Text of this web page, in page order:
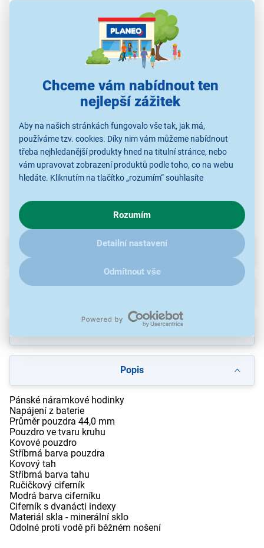
Chceme vám nabídnout ten
nejlepší zážitek
Aby na našich stránkách fungovalo vše tak, jak má,
používáme tzv. cookies. Díky nim vám můžeme nabídnout
třeba nejhledanější produkty hned na titulní stránce, nebo
vám upravovat zobrazení produktů podle toho, co na webu
hledáte. Kliknutím na tlačítko „rozumím“ souhlasíte
chování na webu pro zobrazení cílených reklam. Pokud vás
zajímají detaily, jak u nás s cookies a dalšími údaji pracujeme,
kliknětesem.
Rozumím
Detailní nastavení
Odmítnout vše
1 890 Kč
Hodinky Lee Cooper
Lee Cooper
LC08290.170
1 990 Kč
Hodinky Lee Cooper
1 890 Kč
Hodinky Lee Cooper
Popis
Pánské náramkové hodinky
Napájení z baterie
Průměr pouzdra 44,0 mm
Pouzdro ve tvaru kruhu
Kovové pouzdro
Stříbrná barva pouzdra
Kovový tah
Stříbrná barva tahu
Ručičkový ciferník
Modrá barva ciferníku
Ciferník s dvanácti indexy
Materiál skla - minerální sklo
Odolné proti vodě při běžném nošení
Parametry
Recenze
Ke stažení